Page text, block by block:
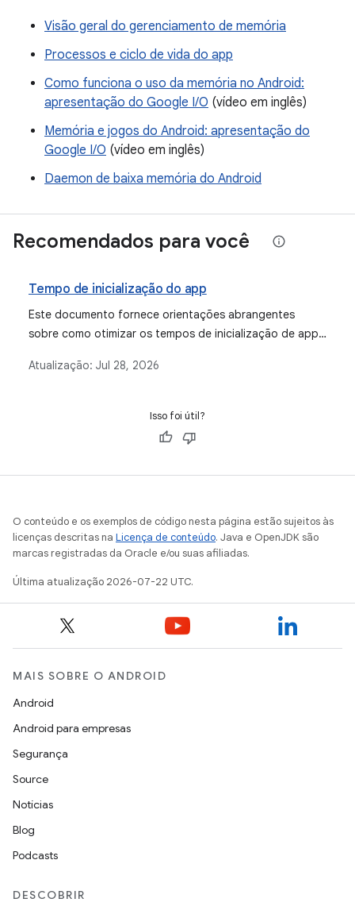
Visão geral do gerenciamento de memória
Processos e ciclo de vida do app
Como funciona o uso da memória no Android:
apresentação do Google I/O (vídeo em inglês)
Memória e jogos do Android: apresentação do
Google I/O (vídeo em inglês)
Daemon de baixa memória do Android
Recomendados para você
Tempo de inicialização do app
Este documento fornece orientações abrangentes
sobre como otimizar os tempos de inicialização de apps
métodos para criar perfis de desempenho e soluções
Atualização: Jul 28, 2026
Isso foi útil?
O conteúdo e os exemplos de código nesta página estão sujeitos às
licenças descritas na Licença de conteúdo. Java e OpenJDK são
marcas registradas da Oracle e/ou suas afiliadas.
Última atualização 2026-07-22 UTC.
MAIS SOBRE O ANDROID
Android
Android para empresas
Segurança
Source
Notícias
Blog
Podcasts
DESCOBRIR